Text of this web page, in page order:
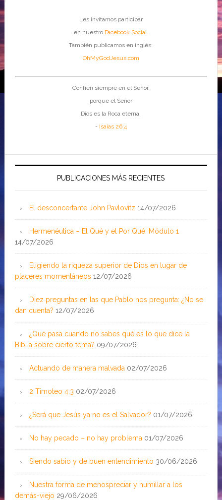
Les invitamos participar
en nuestro Facebook Social.
También publicamos en inglés:
OhMyGodJesus.com
Confíen siempre en el Señor,
porque el Señor
Dios es la Roca eterna.
- Isaías 26:4
PUBLICACIONES MÁS RECIENTES
El desconcertante John Pavlovitz 14/07/2026
Hermenéutica – El Qué y el Por Qué: Módulo 1
14/07/2026
Eligiendo la riqueza superior de Dios en lugar de
placeres momentáneos 12/07/2026
Diez preguntas en las que Pablo nos pregunta: ¿No se
dan cuenta? 12/07/2026
¿Qué pasa cuando no sabes qué es lo que dice la
Biblia sobre cierto tema? 09/07/2026
Actuando de manera malvada 02/07/2026
2 Timoteo 4:3 02/07/2026
¿Será que Jesús ya no es el Salvador? 01/07/2026
No hay pecado – no hay problema 01/07/2026
Siendo sabio y de buen entendimiento 30/06/2026
Nuestra forma de menospreciar y humillar a los
demás-viejo 29/06/2026